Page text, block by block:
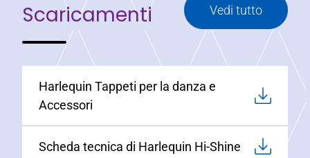
Scaricamenti Vedi tutto
Harlequin Tappeti per la danza e
Accessori
Scheda tecnica di Harlequin Hi-Shine